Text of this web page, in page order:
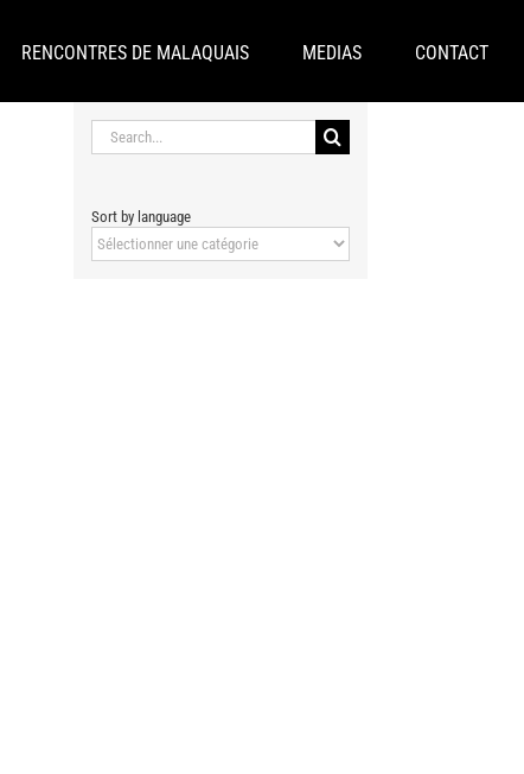
RENCONTRES DE MALAQUAIS MEDIAS CONTACT
Search
for:
Sort by language
Sort
by